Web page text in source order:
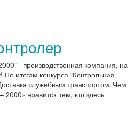
- производственная компания, на
По итогам конкурса "Контрольная...
служебным транспортом. Чем
– 2000» нравится тем, кто здесь